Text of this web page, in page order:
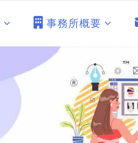
事務所概要